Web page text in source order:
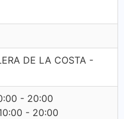
DE LA COSTA -
- 20:00
- 20:00